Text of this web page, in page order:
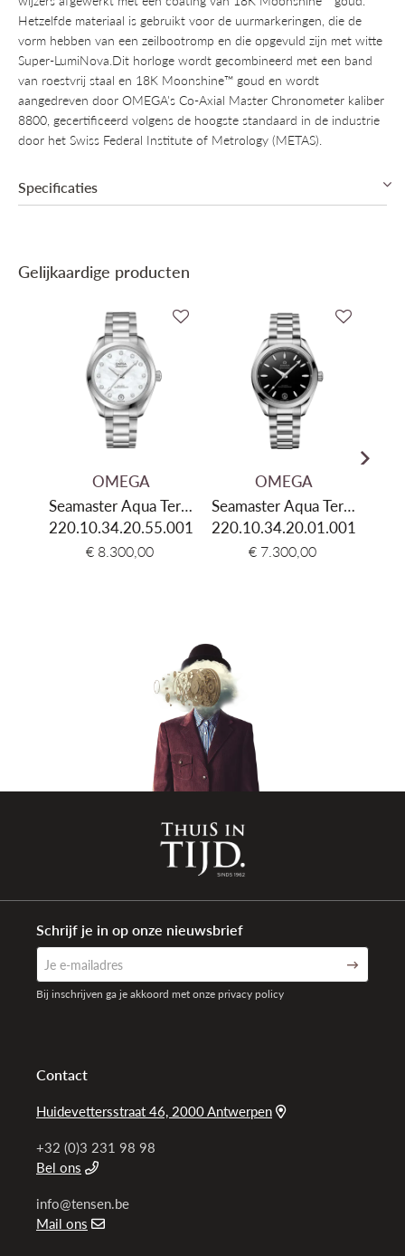
Hetzelfde materiaal is gebruikt voor de uurmarkeringen, die de
vorm hebben van een zeilbootromp en die opgevuld zijn met witte
Super-LumiNova.Dit horloge wordt gecombineerd met een band
van roestvrij staal en 18K Moonshine™ goud en wordt
aangedreven door OMEGA's Co-Axial Master Chronometer kaliber
8800, gecertificeerd volgens de hoogste standaard in de industrie
door het Swiss Federal Institute of Metrology (METAS).
Specificaties
Mechanisme
Automatisch mechanisch, Manufactuur
Gangreserve
55u Gangreserve
34mm
12mm
Staal & 18k Moonshine™ Gold
Zilver & Geel goud
Saffier
Kleur wijzerplaat
Goudkleurig
Vlindersluiting met drukknoppen
16mm
15 ATM (150 meter)
5 jaar internationaal
Gelijkaardige producten
OMEGA
Seamaster Aqua Terra
150M 34mm
220.10.34.20.55.001
€ 8.300,00
OMEGA
Seamaster Aqua Terra
150M 34mm
220.10.34.20.01.001
€ 7.300,00
Contact
Huidevettersstraat 46, 2000 Antwerpen
+32 (0)3 231 98 98
Bel ons
info@tensen.be
Mail ons
Schrijf je in op onze nieuwsbrief
Bij inschrijven ga je akkoord met onze privacy policy